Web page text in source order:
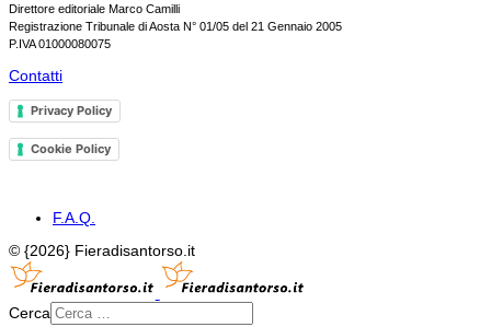
Direttore editoriale Marco Camilli
Registrazione Tribunale di Aosta N° 01/05 del 21 Gennaio 2005
P.IVA 01000080075
Contatti
Privacy Policy
Cookie Policy
F.A.Q.
© {2026} Fieradisantorso.it
Cerca